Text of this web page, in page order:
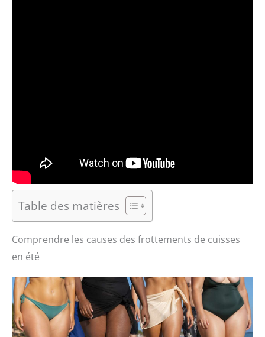
Table des matières
Comprendre les causes des frottements de cuisses
en été